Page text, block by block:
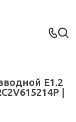
E1.2
|